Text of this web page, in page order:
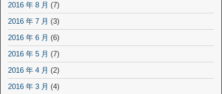
2016 年 8 月 (7)
2016 年 7 月 (3)
2016 年 6 月 (6)
2016 年 5 月 (7)
2016 年 4 月 (2)
2016 年 3 月 (4)